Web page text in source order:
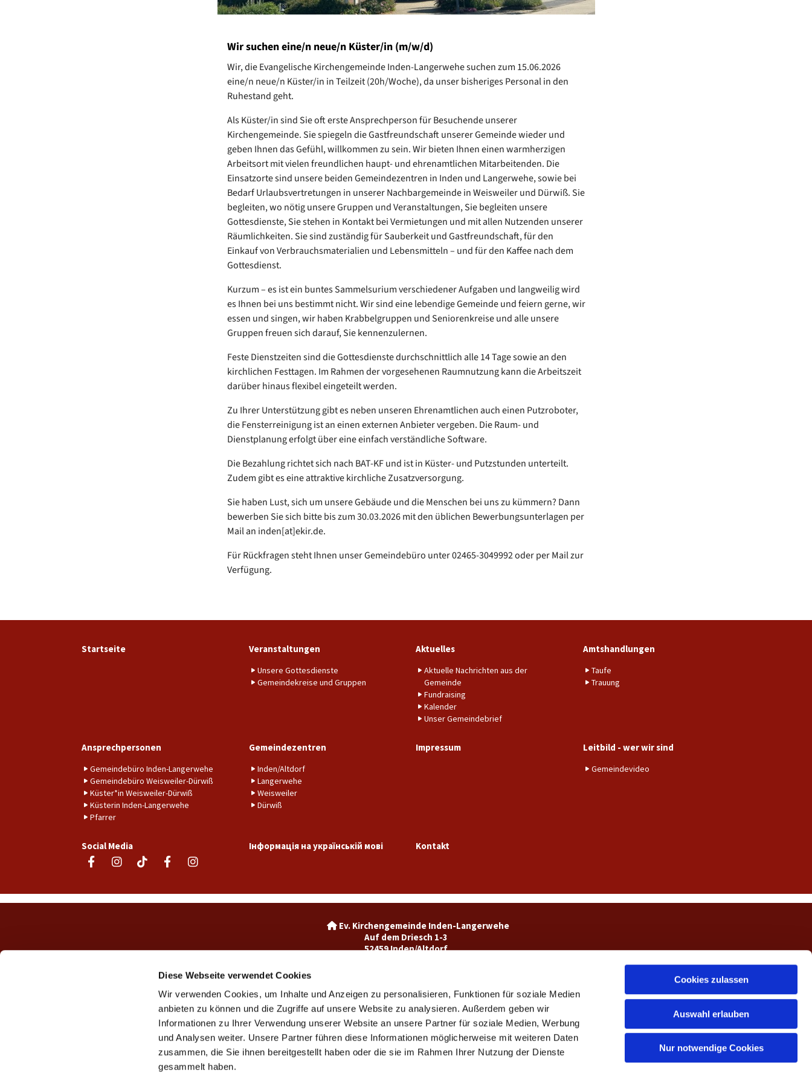
Diese Webseite verwendet Cookies
Wir verwenden Cookies, um Inhalte und Anzeigen zu personalisieren, Funktionen für soziale Medien
anbieten zu können und die Zugriffe auf unsere Website zu analysieren. Außerdem geben wir
Informationen zu Ihrer Verwendung unserer Website an unsere Partner für soziale Medien, Werbung
und Analysen weiter. Unsere Partner führen diese Informationen möglicherweise mit weiteren Daten
zusammen, die Sie ihnen bereitgestellt haben oder die sie im Rahmen Ihrer Nutzung der Dienste
gesammelt haben.
Cookies zulassen
Auswahl erlauben
Nur notwendige Cookies
Wir suchen eine/n neue/n Küster/in (m/w/d)
Wir, die Evangelische Kirchengemeinde Inden-Langerwehe suchen zum 15.06.2026
eine/n neue/n Küster/in in Teilzeit (20h/Woche), da unser bisheriges Personal in den
Ruhestand geht.
Als Küster/in sind Sie oft erste Ansprechperson für Besuchende unserer
Kirchengemeinde. Sie spiegeln die Gastfreundschaft unserer Gemeinde wieder und
geben Ihnen das Gefühl, willkommen zu sein. Wir bieten Ihnen einen warmherzigen
Arbeitsort mit vielen freundlichen haupt- und ehrenamtlichen Mitarbeitenden. Die
Einsatzorte sind unsere beiden Gemeindezentren in Inden und Langerwehe, sowie bei
Bedarf Urlaubsvertretungen in unserer Nachbargemeinde in Weisweiler und Dürwiß. Sie
begleiten, wo nötig unsere Gruppen und Veranstaltungen, Sie begleiten unsere
Gottesdienste, Sie stehen in Kontakt bei Vermietungen und mit allen Nutzenden unserer
Räumlichkeiten. Sie sind zuständig für Sauberkeit und Gastfreundschaft, für den
Einkauf von Verbrauchsmaterialien und Lebensmitteln – und für den Kaffee nach dem
Gottesdienst.
Kurzum – es ist ein buntes Sammelsurium verschiedener Aufgaben und langweilig wird
es Ihnen bei uns bestimmt nicht. Wir sind eine lebendige Gemeinde und feiern gerne, wir
essen und singen, wir haben Krabbelgruppen und Seniorenkreise und alle unsere
Gruppen freuen sich darauf, Sie kennenzulernen.
Feste Dienstzeiten sind die Gottesdienste durchschnittlich alle 14 Tage sowie an den
kirchlichen Festtagen. Im Rahmen der vorgesehenen Raumnutzung kann die Arbeitszeit
darüber hinaus flexibel eingeteilt werden.
Zu Ihrer Unterstützung gibt es neben unseren Ehrenamtlichen auch einen Putzroboter,
die Fensterreinigung ist an einen externen Anbieter vergeben. Die Raum- und
Dienstplanung erfolgt über eine einfach verständliche Software.
Die Bezahlung richtet sich nach BAT-KF und ist in Küster- und Putzstunden unterteilt.
Zudem gibt es eine attraktive kirchliche Zusatzversorgung.
Sie haben Lust, sich um unsere Gebäude und die Menschen bei uns zu kümmern? Dann
bewerben Sie sich bitte bis zum 30.03.2026 mit den üblichen Bewerbungsunterlagen per
Mail an inden[at]ekir.de.
Für Rückfragen steht Ihnen unser Gemeindebüro unter 02465-3049992 oder per Mail zur
Verfügung.
Startseite Veranstaltungen
Unsere Gottesdienste
Gemeindekreise und Gruppen
Aktuelles
Aktuelle Nachrichten aus der
Gemeinde
Fundraising
Kalender
Unser Gemeindebrief
Amtshandlungen
Taufe
Trauung
Ansprechpersonen
Gemeindebüro Inden-Langerwehe
Gemeindebüro Weisweiler-Dürwiß
Küster*in Weisweiler-Dürwiß
Küsterin Inden-Langerwehe
Pfarrer
Gemeindezentren
Inden/Altdorf
Langerwehe
Weisweiler
Dürwiß
Impressum Leitbild - wer wir sind
Gemeindevideo
Social Media Інформація на українській мові Kontakt
Ev. Kirchengemeinde Inden-Langerwehe
Auf dem Driesch 1-3
52459 Inden/Altdorf
Ev. Kirchengemeinde Weisweiler-Dürwiß
Burgweg 7
52249 Eschweiler
weisweiler@ekir.de
02403 / 65265